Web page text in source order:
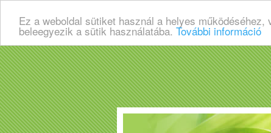
Ez a weboldal sütiket használ a helyes
beleegyezik a sütik használatába. További információ